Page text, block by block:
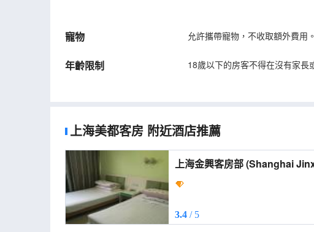
寵物 允許攜帶寵物，不收取額外費用。
年齡限制 18歲以下的房客不得在沒有家長
上海美都客房 附近酒店推薦
上海金興客房部 (Shanghai Jinxing
Housekeeping Department)
3.4 / 5